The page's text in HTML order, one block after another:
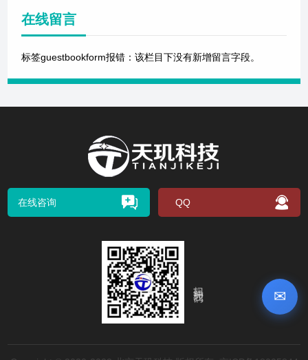
✉
在线留言
标签guestbookform报错：该栏目下没有新增留言字段。
在线咨询 QQ